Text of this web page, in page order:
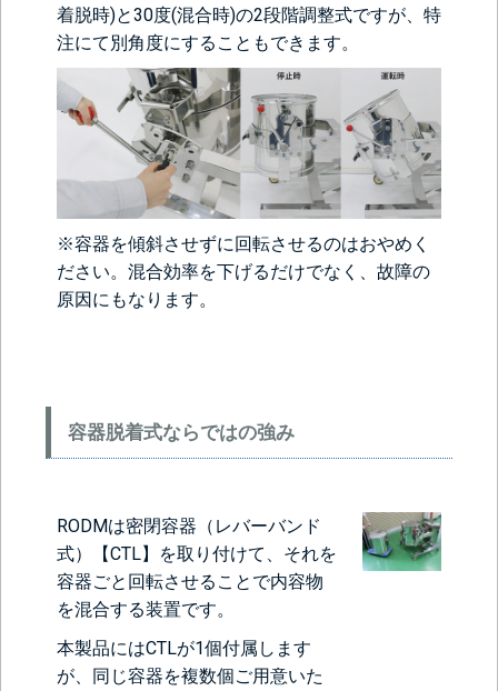
着脱時)と30度(混合時)の2段階調整式ですが、特
注にて別角度にすることもできます。
※容器を傾斜させずに回転させるのはおやめく
ださい。混合効率を下げるだけでなく、故障の
原因にもなります。
容器脱着式ならではの強み
RODMは密閉容器（レバーバンド
式）【CTL】
を取り付けて、それを
容器ごと回転させることで内容物
を混合する装置です。
本製品にはCTLが1個付属します
が、同じ容器を複数個ご用意いた